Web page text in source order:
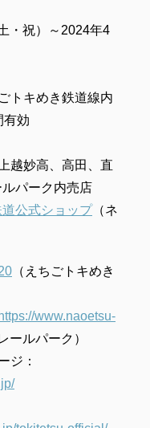
・祝）～2024年4
トキめき鉄道線内
有効
越妙高、高田、直
パーク内売店
公式ショップ（ネ
（えちごトキめき
https://www.naoetsu-
ールパーク）
ジ：